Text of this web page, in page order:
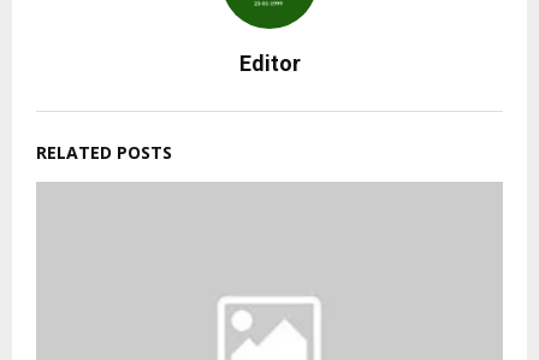
Editor
RELATED POSTS